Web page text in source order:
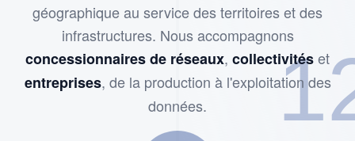
géographique au service des territoires et des
infrastructures. Nous accompagnons
concessionnaires de réseaux, collectivitéset
entreprises, de la production à l'exploitation des
données.